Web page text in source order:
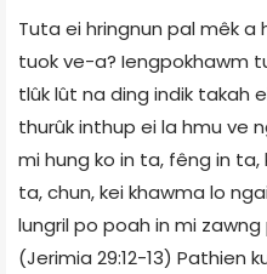
Tuta ei hringnun pal mêk a
tuok ve-a? Iengpokhawm
tlûk lût na ding indik takah
thurûk inthup ei la hmu ve
mi hung ko in ta, fêng in
ta, chun, kei khawma lo
lungril po poah in mi
(Jerimia 29:12-13) Pathien